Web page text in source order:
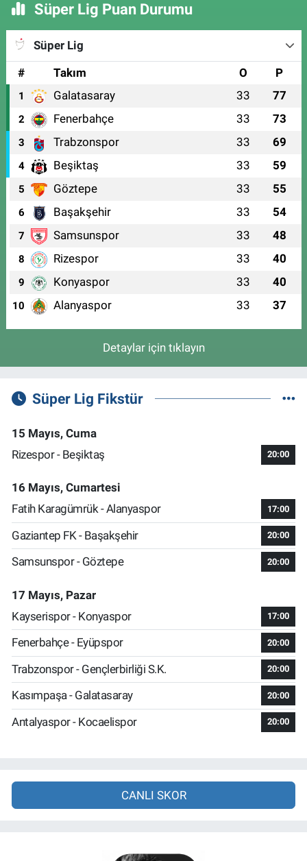
Süper Lig Puan Durumu
Süper Lig
#
Takım O P
1 Galatasaray 33 77
2 Fenerbahçe 33 73
3 Trabzonspor 33 69
4 Beşiktaş 33 59
5 Göztepe 33 55
6 Başakşehir 33 54
7 Samsunspor 33 48
8 Rizespor 33 40
9 Konyaspor 33 40
10 Alanyaspor 33 37
Detaylar için tıklayın
Süper Lig Fikstür
15 Mayıs, Cuma
Rizespor - Beşiktaş
20:00
16 Mayıs, Cumartesi
Fatih Karagümrük - Alanyaspor
17:00
Gaziantep FK - Başakşehir 20:00
Samsunspor - Göztepe 20:00
17 Mayıs, Pazar
Kayserispor - Konyaspor
17:00
Fenerbahçe - Eyüpspor 20:00
Trabzonspor - Gençlerbirliği S.K. 20:00
Kasımpaşa - Galatasaray 20:00
Antalyaspor - Kocaelispor 20:00
CANLI SKOR